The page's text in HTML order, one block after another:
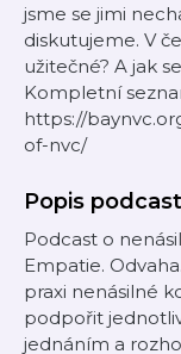
jsme se jimi
diskutujeme. V
užitečné? A jak
Kompletní
https://
of-nvc/
Popis
Podcast o
Empatie.
praxi nenásilné
podpořit
jednáním a